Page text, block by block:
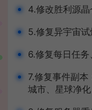
4.修改胜利源
5.修复异宇宙试
6.修复每日任务
7.修复事件副
城市、星球净化